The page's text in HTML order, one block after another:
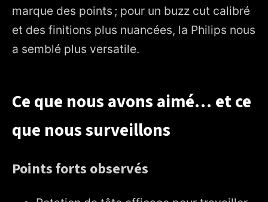
marque des points ; pour un buzz cut calibré
et des finitions plus nuancées, la Philips nous
a semblé plus versatile.
Ce que nous avons aimé… et ce
que nous surveillons
Points forts observés